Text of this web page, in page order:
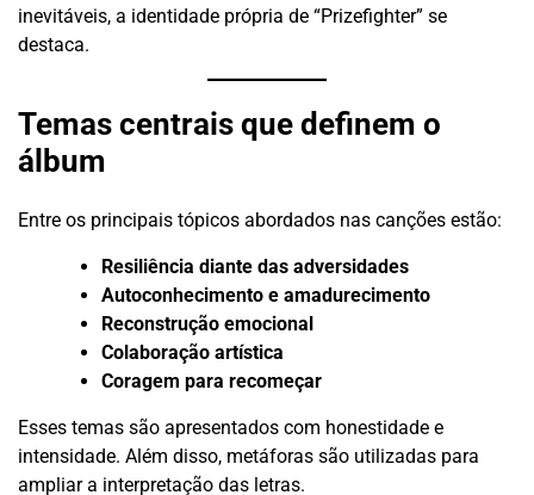
inevitáveis, a identidade própria de “Prizefighter” se
destaca.
Temas centrais que definem o
álbum
Entre os principais tópicos abordados nas canções estão:
Resiliência diante das adversidades
Autoconhecimento e amadurecimento
Reconstrução emocional
Colaboração artística
Coragem para recomeçar
Esses temas são apresentados com honestidade e
intensidade. Além disso, metáforas são utilizadas para
ampliar a interpretação das letras.